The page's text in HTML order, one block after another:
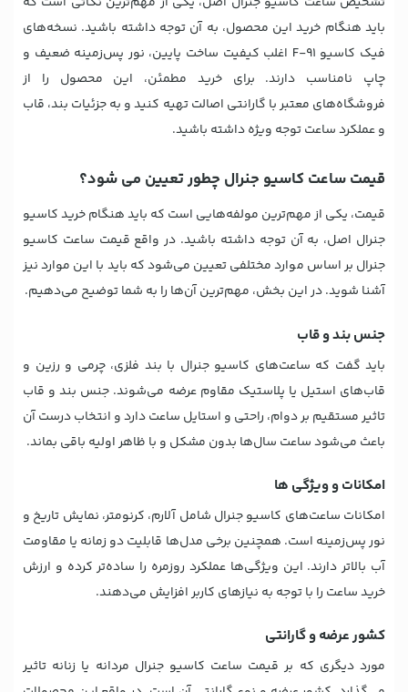
باید هنگام خرید این محصول، به آن توجه داشته باشید. نسخه‌های
فیک کاسیو F-91 اغلب کیفیت ساخت پایین، نور پس‌زمینه ضعیف و
چاپ نامناسب دارند. برای خرید مطمئن، این محصول را از
فروشگاه‌های معتبر با گارانتی اصالت تهیه کنید و به جزئیات بند، قاب
و عملکرد ساعت توجه ویژه داشته باشید.
قیمت ساعت کاسیو جنرال چطور تعیین می شود؟
قیمت، یکی از مهم‌ترین مولفه‌هایی است که باید هنگام خرید کاسیو
جنرال اصل، به آن توجه داشته باشید. در واقع قیمت ساعت کاسیو
جنرال بر اساس موارد مختلفی تعیین می‌‎شود که باید با این موارد نیز
آشنا شوید. در این بخش، مهم‌ترین آن‌ها را به شما توضیح می‌دهیم.
جنس بند و قاب
باید گفت که ساعت‌های کاسیو جنرال با بند فلزی، چرمی و رزین و
قاب‌های استیل یا پلاستیک مقاوم عرضه می‌شوند. جنس بند و قاب
تاثیر مستقیم بر دوام، راحتی و استایل ساعت دارد و انتخاب درست آن
باعث می‌شود ساعت سال‌ها بدون مشکل و با ظاهر اولیه باقی بماند.
امکانات و ویژگی ها
امکانات ساعت‌های کاسیو جنرال شامل آلارم، کرنومتر، نمایش تاریخ و
نور پس‌زمینه است. همچنین برخی مدل‌ها قابلیت دو زمانه یا مقاومت
آب بالاتر دارند. این ویژگی‌ها عملکرد روزمره را ساده‌تر کرده و ارزش
خرید ساعت را با توجه به نیازهای کاربر افزایش می‌دهند.
کشور عرضه و گارانتی
مورد دیگری که بر قیمت ساعت کاسیو جنرال مردانه یا زنانه تاثیر